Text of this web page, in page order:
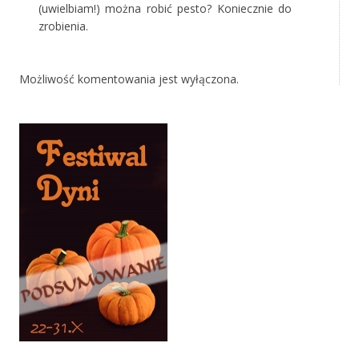
(uwielbiam!) można robić pesto? Koniecznie do
zrobienia.
Możliwość komentowania jest wyłączona.